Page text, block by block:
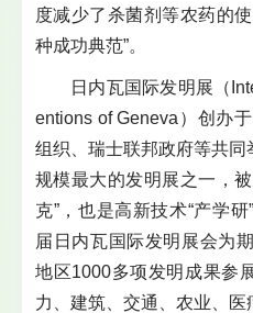
度减少了杀菌剂等农药的
种成功典范”。
日内瓦国际发明展（
entions of Geneva）创办
组织、瑞士联邦政府等共同
规模最大的发明展之一，
克”，也是高新技术“产学
届日内瓦国际发明展会为
地区1000多项发明成果参
力、建筑、交通、农业、